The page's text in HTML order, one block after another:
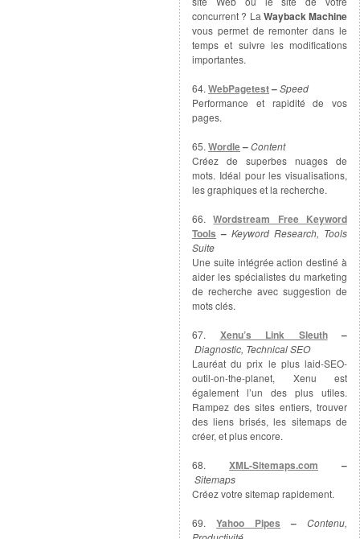
concurrent ? LaWayback Machine
vous permet de remonter dans le
temps et suivre les modifications
importantes.
64.WebPagetest–Speed
Performance et rapidité de vos
pages.
65.Wordle–Content
Créez de superbes nuages de
mots. Idéal pour les visualisations,
les graphiques et la recherche.
66.Wordstream Free Keyword
Tools – Keyword Research, Tools
Suite
Une suite intégrée action destiné à
aider les spécialistes du marketing
de recherche avec suggestion de
mots clés.
67. Xenu’s Link Sleuth–
Diagnostic, Technical SEO
Lauréat du prix le plus laid-SEO-
outil-on-the-planet, Xenu est
également l’un des plus utiles.
Rampez des sites entiers, trouver
des liens brisés, les sitemaps de
créer, et plus encore.
68. XML-Sitemaps.com –
Sitemaps
Créez votre sitemap rapidement.
69. Yahoo Pipes – Contenu,